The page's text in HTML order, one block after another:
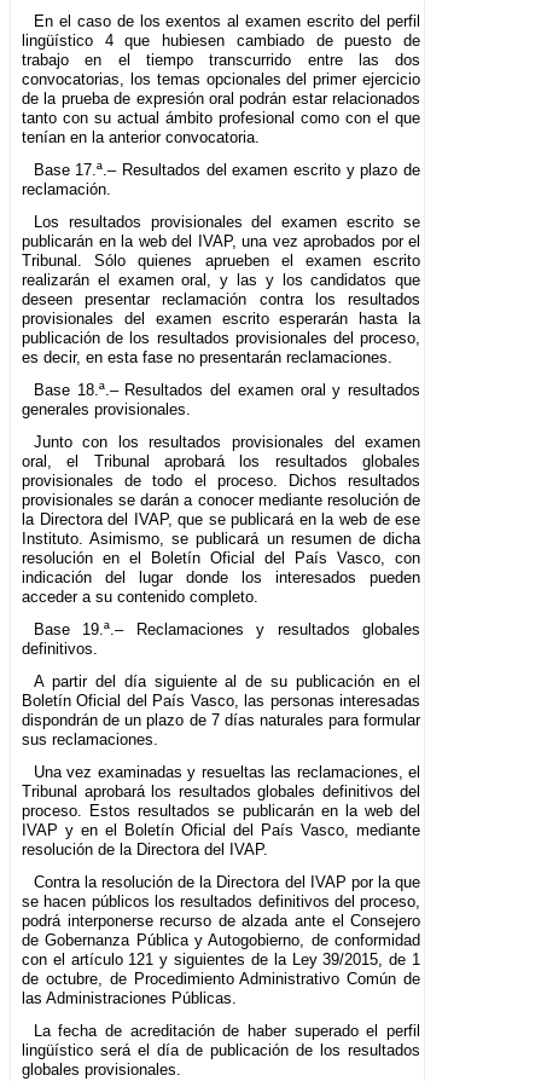
En el caso de los exentos al examen escrito del perfil
lingüístico 4 que hubiesen cambiado de puesto de
trabajo en el tiempo transcurrido entre las dos
convocatorias, los temas opcionales del primer ejercicio
de la prueba de expresión oral podrán estar relacionados
tanto con su actual ámbito profesional como con el que
tenían en la anterior convocatoria.
Base 17.ª.– Resultados del examen escrito y plazo de
reclamación.
Los resultados provisionales del examen escrito se
publicarán en la web del IVAP, una vez aprobados por el
Tribunal. Sólo quienes aprueben el examen escrito
realizarán el examen oral, y las y los candidatos que
deseen presentar reclamación contra los resultados
provisionales del examen escrito esperarán hasta la
publicación de los resultados provisionales del proceso,
es decir, en esta fase no presentarán reclamaciones.
Base 18.ª.– Resultados del examen oral y resultados
generales provisionales.
Junto con los resultados provisionales del examen
oral, el Tribunal aprobará los resultados globales
provisionales de todo el proceso. Dichos resultados
provisionales se darán a conocer mediante resolución de
la Directora del IVAP, que se publicará en la web de ese
Instituto. Asimismo, se publicará un resumen de dicha
resolución en el Boletín Oficial del País Vasco, con
indicación del lugar donde los interesados pueden
acceder a su contenido completo.
Base 19.ª.– Reclamaciones y resultados globales
definitivos.
A partir del día siguiente al de su publicación en el
Boletín Oficial del País Vasco, las personas interesadas
dispondrán de un plazo de 7 días naturales para formular
sus reclamaciones.
Una vez examinadas y resueltas las reclamaciones, el
Tribunal aprobará los resultados globales definitivos del
proceso. Estos resultados se publicarán en la web del
IVAP y en el Boletín Oficial del País Vasco, mediante
resolución de la Directora del IVAP.
Contra la resolución de la Directora del IVAP por la que
se hacen públicos los resultados definitivos del proceso,
podrá interponerse recurso de alzada ante el Consejero
de Gobernanza Pública y Autogobierno, de conformidad
con el artículo 121 y siguientes de la Ley 39/2015, de 1
de octubre, de Procedimiento Administrativo Común de
las Administraciones Públicas.
La fecha de acreditación de haber superado el perfil
lingüístico será el día de publicación de los resultados
globales provisionales.